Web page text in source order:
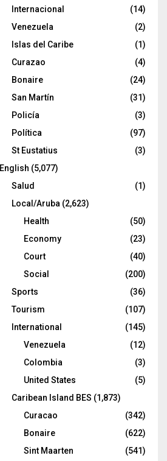
Internacional
(14)
Venezuela
(2)
Islas del Caribe
(1)
Curazao
(4)
Bonaire
(24)
San Martín
(31)
Policía
(3)
Política
(97)
St Eustatius
(3)
English (5,077)
Salud
(1)
Local/Aruba (2,623)
Health
(50)
Economy
(23)
Court
(40)
Social
(200)
Sports
(36)
Tourism
(107)
International
(145)
Venezuela
(12)
Colombia
(3)
United States
(5)
Caribean Island BES (1,873)
Curacao
(342)
Bonaire
(622)
Sint Maarten
(541)